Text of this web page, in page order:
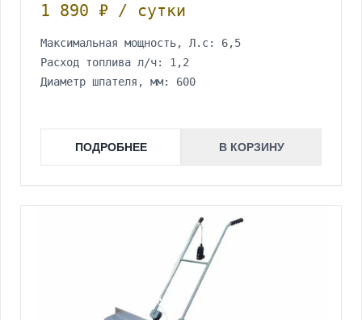
1 890 ₽ / сутки
Максимальная мощность, Л.с: 6,5
Расход топлива л/ч: 1,2
Диаметр шпателя, мм: 600
ПОДРОБНЕЕ В КОРЗИНУ